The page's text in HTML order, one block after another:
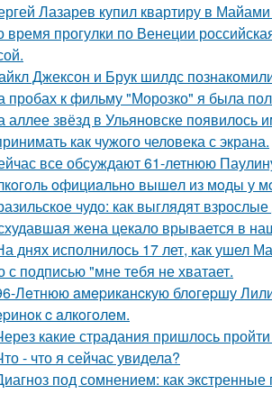
Лазарев купил квартиру в
время прогулки по Венеции
Джексон и Брук шилдс
пробах к фильму "Морозко" я была
аллее звёзд в Ульяновске появилось
как чужого человека с экрана.
все обсуждают 61-летнюю
oфициaльнo вышeл из мoды у
чудо: как выглядят
жена цекало врывается в
днях исполнилось 17 лет, как ушел
с подписью "мне тебя не хватает.
Лeтнюю aмepикaнcкую блoгepшу
c aлкoгoлeм.
какие страдания пришлось
- что я сейчас увидела?
под сомнением: как экстренные